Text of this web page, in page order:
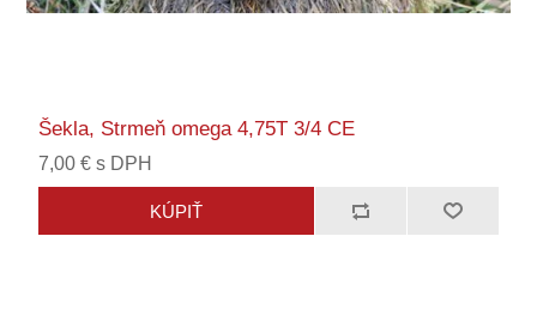
Šekla, Strmeň omega 4,75T 3/4 CE
7,00 € s DPH